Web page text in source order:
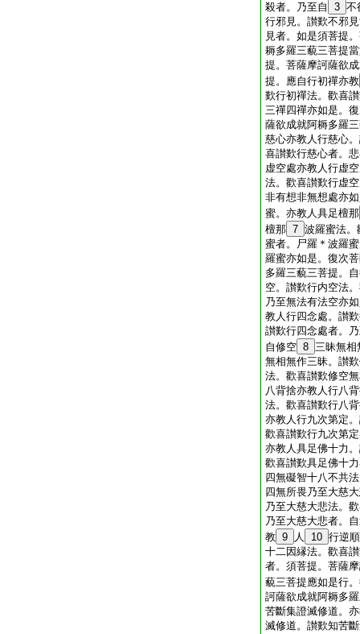
殺者。乃至自
3 不
行邪見。讃歎不邪
見者。如是須菩提
耨多羅三藐三菩提
提。菩薩摩訶薩欲
提。應自行初禪亦教
歎行初禪法。歡喜
三禪四禪亦如是。
薩欲成就阿耨多羅
慈心亦教人行慈心
喜讃歎行慈心者。
虚空處亦教人行虚
法。歡喜讃歎行虚
非有想非無想處亦
蜜。亦教人具足檀那
檀那 7 波羅蜜法。
蜜者。尸羅＊波羅
羅蜜亦如是。復次
多羅三藐三菩提。
空。讃歎行内空法
乃至無法有法空亦
教人行四念處。讃
讃歎行四念處者。
自修空 8 三昧無相
無相無作三昧。讃
法。歡喜讃歎修空
八背捨亦教人行八
法。歡喜讃歎行八
亦教人行九次第定
歡喜讃歎行九次第
亦教人具足佛十力
歡喜讃歎具足佛十
四無礙智十八不共
四無所畏乃至大慈
乃至大慈大悲法。
乃至大慈大悲者。
教 9 人 10 行逆
十二因縁法。歡喜
者。須菩提。菩薩
藐三菩提應如是行
訶薩欲成就阿耨多
苦斷集證滅修道。
滅修道。讃歎知苦